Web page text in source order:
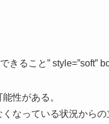
きること” style=”soft”
性がある。
なっている状況からの